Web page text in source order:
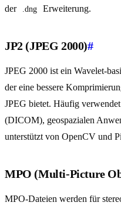
der
.dng Erweiterung.
JP2 (JPEG 2000)#
JPEG 2000 ist ein Wavelet-
der eine bessere
JPEG bietet. Häufig
(DICOM), geospazialen
unterstützt von OpenCV und
MPO (Multi-Picture
MPO-Dateien werden für